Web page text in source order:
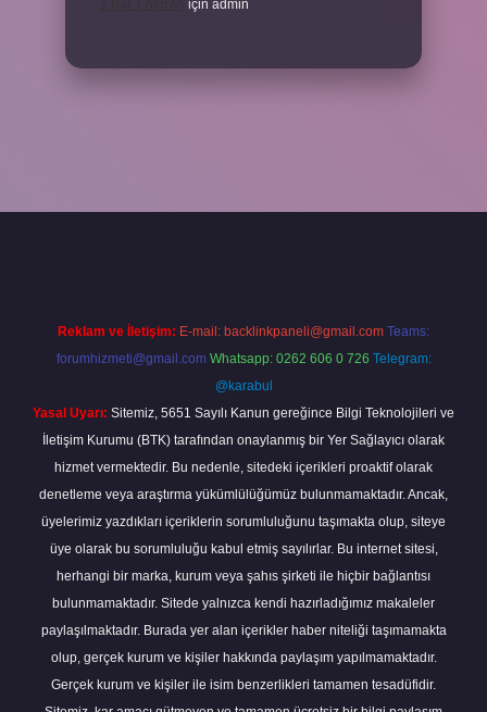
için admin
Reklam ve İletişim: E-mail: backlinkpaneli@gmail.com Teams:
forumhizmeti@gmail.com Whatsapp: 0262 606 0 726 Telegram:
@karabul
Yasal Uyarı: Sitemiz, 5651 Sayılı Kanun gereğince Bilgi Teknolojileri ve
İletişim Kurumu (BTK) tarafından onaylanmış bir Yer Sağlayıcı olarak
hizmet vermektedir. Bu nedenle, sitedeki içerikleri proaktif olarak
denetleme veya araştırma yükümlülüğümüz bulunmamaktadır. Ancak,
üyelerimiz yazdıkları içeriklerin sorumluluğunu taşımakta olup, siteye
üye olarak bu sorumluluğu kabul etmiş sayılırlar. Bu internet sitesi,
herhangi bir marka, kurum veya şahıs şirketi ile hiçbir bağlantısı
bulunmamaktadır. Sitede yalnızca kendi hazırladığımız makaleler
paylaşılmaktadır. Burada yer alan içerikler haber niteliği taşımamakta
olup, gerçek kurum ve kişiler hakkında paylaşım yapılmamaktadır.
Gerçek kurum ve kişiler ile isim benzerlikleri tamamen tesadüfidir.